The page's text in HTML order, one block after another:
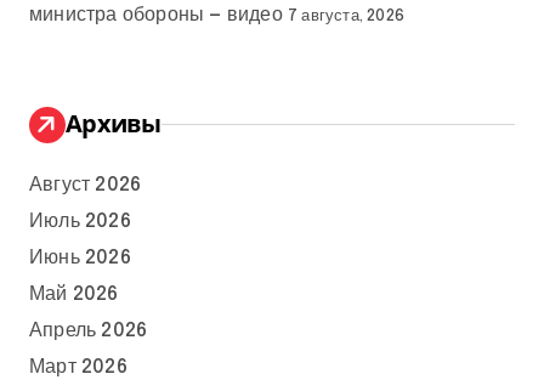
министра обороны — видео 7 августа, 2026
Архивы
Август 2026
Июль 2026
Июнь 2026
Май 2026
Апрель 2026
Март 2026